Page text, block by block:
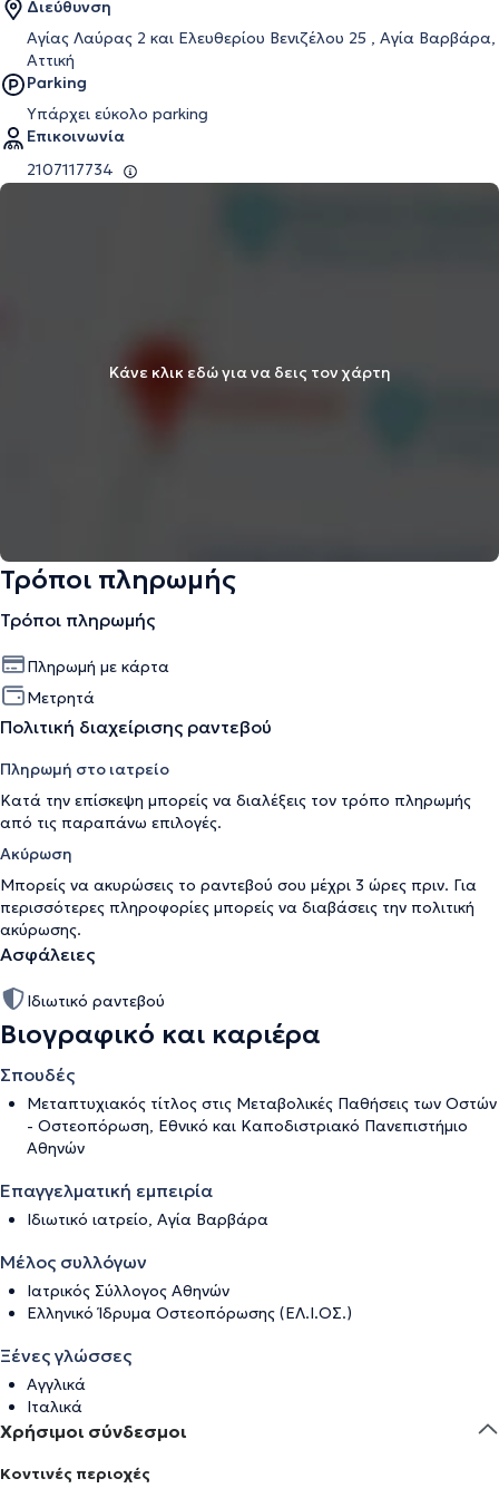
Διεύθυνση
Αγίας Λαύρας 2 και Ελευθερίου Βενιζέλου 25 , Αγία Βαρβάρα,
Αττική
Parking
Υπάρχει εύκολο parking
Επικοινωνία
2107117734
Κάνε κλικ εδώ για να δεις τον χάρτη
Τρόποι πληρωμής
Τρόποι πληρωμής
Πληρωμή με κάρτα
Μετρητά
Πολιτική διαχείρισης ραντεβού
Πληρωμή στο ιατρείο
Κατά την επίσκεψη μπορείς να διαλέξεις τον τρόπο πληρωμής
από τις παραπάνω επιλογές.
Ακύρωση
Μπορείς να ακυρώσεις το ραντεβού σου μέχρι 3 ώρες πριν. Για
περισσότερες πληροφορίες μπορείς να διαβάσεις την πολιτική
ακύρωσης.
Ασφάλειες
Ιδιωτικό ραντεβού
Βιογραφικό και καριέρα
Σπουδές
Μεταπτυχιακός τίτλος στις Μεταβολικές Παθήσεις των Οστών
- Οστεοπόρωση, Εθνικό και Καποδιστριακό Πανεπιστήμιο
Αθηνών
Επαγγελματική εμπειρία
Ιδιωτικό ιατρείο, Αγία Βαρβάρα
Μέλος συλλόγων
Ιατρικός Σύλλογος Αθηνών
Ελληνικό Ίδρυμα Οστεοπόρωσης (ΕΛ.Ι.ΟΣ.)
Ξένες γλώσσες
Αγγλικά
Ιταλικά
Χρήσιμοι σύνδεσμοι
Κοντινές περιοχές